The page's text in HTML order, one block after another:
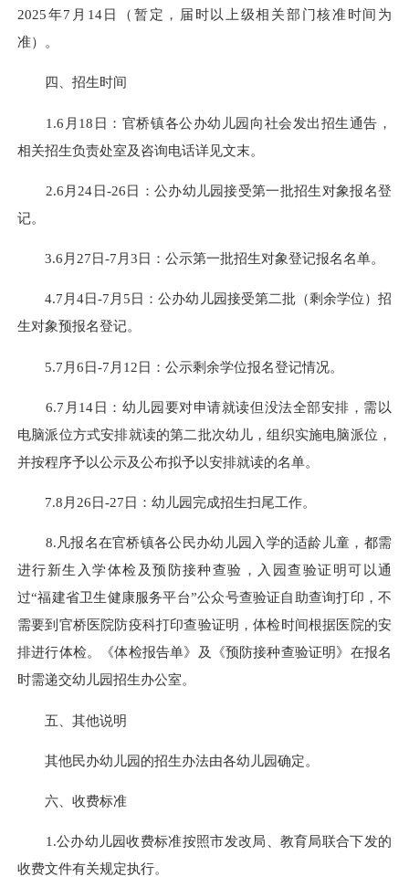
2025年7月14日（暂定，届时以上级相关部门核准时间为
准）。
四、招生时间
1.6月18日：官桥镇各公办幼儿园向社会发出招生通告，
相关招生负责处室及咨询电话详见文末。
2.6月24日-26日：公办幼儿园接受第一批招生对象报名登
记。
3.6月27日-7月3日：公示第一批招生对象登记报名名单。
4.7月4日-7月5日：公办幼儿园接受第二批（剩余学位）招
生对象预报名登记。
5.7月6日-7月12日：公示剩余学位报名登记情况。
6.7月14日：幼儿园要对申请就读但没法全部安排，需以
电脑派位方式安排就读的第二批次幼儿，组织实施电脑派位，
并按程序予以公示及公布拟予以安排就读的名单。
7.8月26日-27日：幼儿园完成招生扫尾工作。
8.凡报名在官桥镇各公民办幼儿园入学的适龄儿童，都需
进行新生入学体检及预防接种查验，入园查验证明可以通
过“福建省卫生健康服务平台”公众号查验证自助查询打印，不
需要到官桥医院防疫科打印查验证明，体检时间根据医院的安
排进行体检。《体检报告单》及《预防接种查验证明》在报名
时需递交幼儿园招生办公室。
五、其他说明
其他民办幼儿园的招生办法由各幼儿园确定。
六、收费标准
1.公办幼儿园收费标准按照市发改局、教育局联合下发的
收费文件有关规定执行。